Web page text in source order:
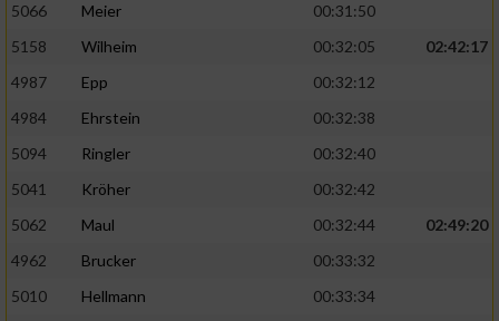
5066
Meier
00:31:50
5158
Wilheim 00:32:05
02:42:17
4987
Epp
00:32:12
4984
Ehrstein
00:32:38
5094
Ringler
00:32:40
5041
Kröher
00:32:42
5062
Maul 00:32:44
02:49:20
4962
Brucker
00:33:32
5010
Hellmann
00:33:34